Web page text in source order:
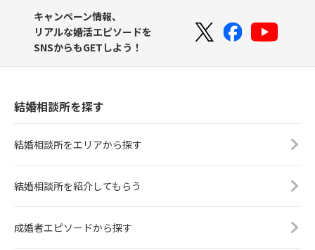
キャンペーン情報、
リアルな婚活エピソードを
SNSからもGETしよう！
結婚相談所を探す
結婚相談所をエリアから探す
結婚相談所を紹介してもらう
成婚者エピソードから探す